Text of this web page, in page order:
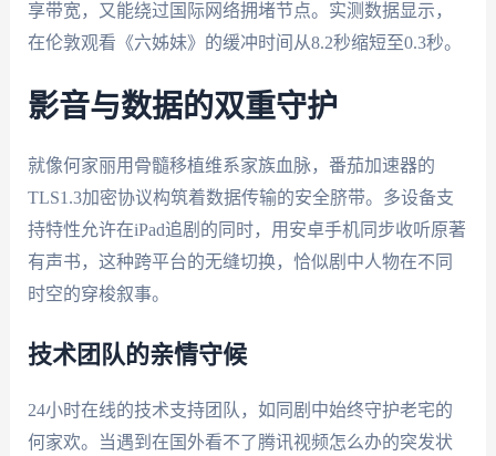
享带宽，又能绕过国际网络拥堵节点。实测数据显示，
在伦敦观看《六姊妹》的缓冲时间从8.2秒缩短至0.3秒。
影音与数据的双重守护
就像何家丽用骨髓移植维系家族血脉，番茄加速器的
TLS1.3加密协议构筑着数据传输的安全脐带。多设备支
持特性允许在iPad追剧的同时，用安卓手机同步收听原著
有声书，这种跨平台的无缝切换，恰似剧中人物在不同
时空的穿梭叙事。
技术团队的亲情守候
24小时在线的技术支持团队，如同剧中始终守护老宅的
何家欢。当遇到在国外看不了腾讯视频怎么办的突发状